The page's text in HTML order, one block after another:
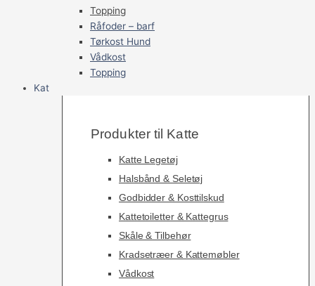
Topping
Råfoder – barf
Tørkost Hund
Vådkost
Topping
Kat
Produkter til Katte
Katte Legetøj
Halsbånd & Seletøj
Godbidder & Kosttilskud
Kattetoiletter & Kattegrus
Skåle & Tilbehør
Kradsetræer & Kattemøbler
Vådkost